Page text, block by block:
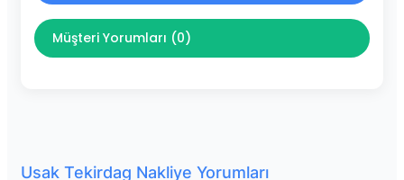
Müşteri Yorumları (0)
Usak Tekirdag Nakliye Yorumları